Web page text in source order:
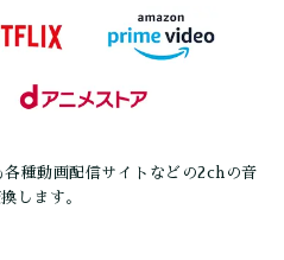
種動画配信サイトなどの2chの音
します。